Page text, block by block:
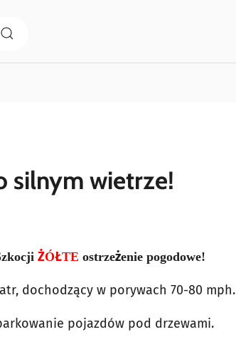
silnym wietrze!
ŻÓŁTE ostrzeżenie pogodowe!
dochodzący w porywach 70-80 mph.
pojazdów pod drzewami.